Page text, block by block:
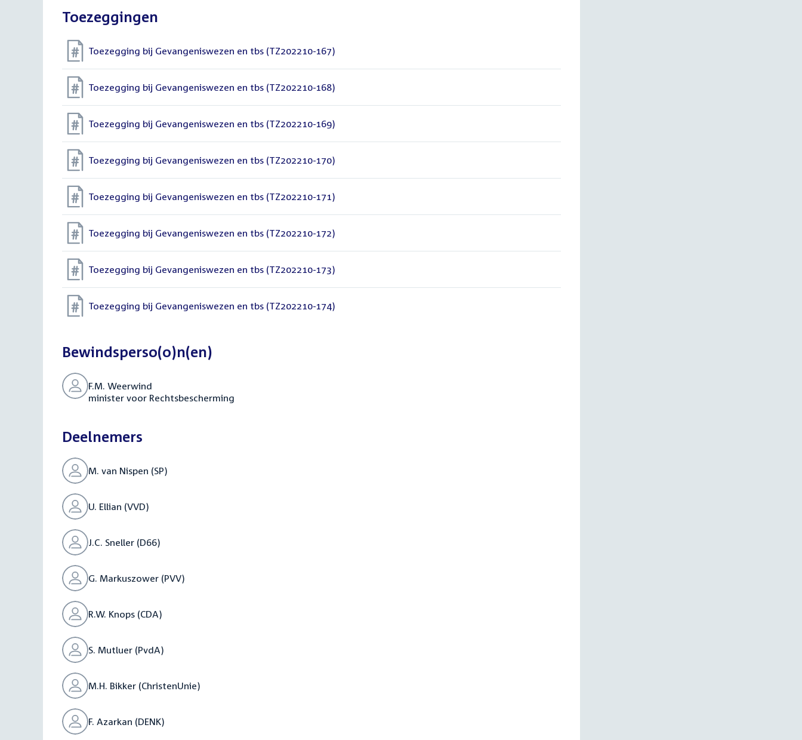
Toezeggingen
Toezegging bij Gevangeniswezen en tbs (TZ202210-167)
Toezegging bij Gevangeniswezen en tbs (TZ202210-168)
Toezegging bij Gevangeniswezen en tbs (TZ202210-169)
Toezegging bij Gevangeniswezen en tbs (TZ202210-170)
Toezegging bij Gevangeniswezen en tbs (TZ202210-171)
Toezegging bij Gevangeniswezen en tbs (TZ202210-172)
Toezegging bij Gevangeniswezen en tbs (TZ202210-173)
Toezegging bij Gevangeniswezen en tbs (TZ202210-174)
Bewindsperso(o)n(en)
F.M. Weerwind
minister voor Rechtsbescherming
Deelnemers
M. van Nispen (SP)
U. Ellian (VVD)
J.C. Sneller (D66)
G. Markuszower (PVV)
R.W. Knops (CDA)
S. Mutluer (PvdA)
M.H. Bikker (ChristenUnie)
F. Azarkan (DENK)